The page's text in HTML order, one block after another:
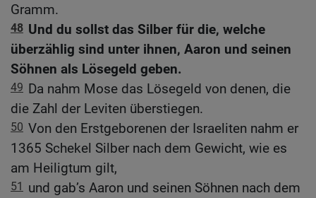
Gramm.
48 Und du sollst das Silber für die, welche
überzählig sind unter ihnen, Aaron und seinen
Söhnen als Lösegeld geben.
49 Da nahm Mose das Lösegeld von denen, die
die Zahl der Leviten überstiegen.
50 Von den Erstgeborenen der Israeliten nahm er
1365 Schekel Silber nach dem Gewicht, wie es
am Heiligtum gilt,
51 und gab’s Aaron und seinen Söhnen nach dem